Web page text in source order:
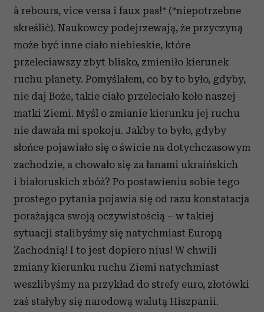
à rebours, vice versa i faux pas!* (*niepotrzebne
skreślić). Naukowcy podejrzewają, że przyczyną
może być inne ciało niebieskie, które
przeleciawszy zbyt blisko, zmieniło kierunek
ruchu planety. Pomyślałem, co by to było, gdyby,
nie daj Boże, takie ciało przeleciało koło naszej
matki Ziemi. Myśl o zmianie kierunku jej ruchu
nie dawała mi spokoju. Jakby to było, gdyby
słońce pojawiało się o świcie na dotychczasowym
zachodzie, a chowało się za łanami ukraińskich
i białoruskich zbóż? Po postawieniu sobie tego
prostego pytania pojawia się od razu konstatacja
porażająca swoją oczywistością – w takiej
sytuacji stalibyśmy się natychmiast Europą
Zachodnią! I to jest dopiero nius! W chwili
zmiany kierunku ruchu Ziemi natychmiast
weszlibyśmy na przykład do strefy euro, złotówki
zaś stałyby się narodową walutą Hiszpanii.